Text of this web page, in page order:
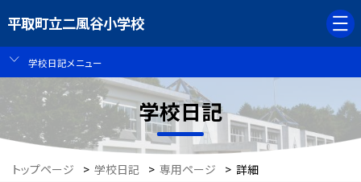
平取町立二風谷小学校
学校日記メニュー
学校日記
トップページ > 学校日記 > 専用ページ > 詳細